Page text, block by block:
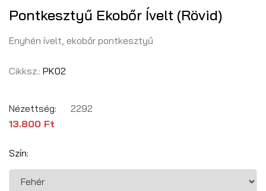
Pontkesztyű Ekobőr Ívelt (rövid)
Enyhén ívelt, ekobőr pontkesztyű
Cikksz.: PK02
Nézettség:
2292
13.800 Ft
Szín: